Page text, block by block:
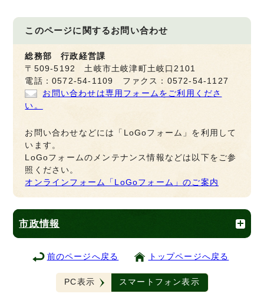
このページに関するお問い合わせ
総務部 行政経営課
〒509-5192 土岐市土岐津町土岐口2101
電話：0572-54-1109 ファクス：0572-54-1127
お問い合わせは専用フォームをご利用くださ
い。
お問い合わせなどには「LoGoフォーム」を利用して
います。
LoGoフォームのメンテナンス情報などは以下をご参
照ください。
オンラインフォーム「LoGoフォーム」のご案内
市政情報
前のページへ戻る トップページへ戻る
PC表示 スマートフォン表示